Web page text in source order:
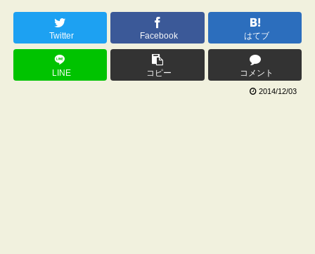
Twitter Facebook はてブ
LINE コピー コメント
2014/12/03